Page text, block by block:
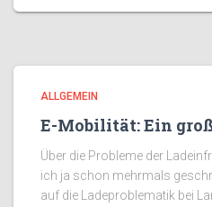
ALLGEMEIN
E-Mobilität: Ein
Über die Probleme der
ich ja schon mehrmals
auf die Ladeproblematik bei